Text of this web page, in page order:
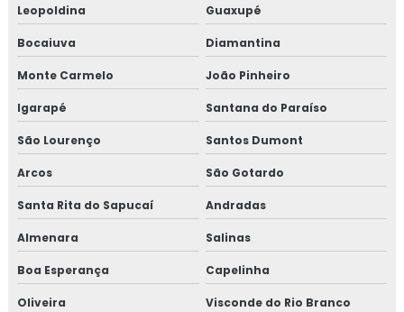
Leopoldina Guaxupé
Bocaiuva Diamantina
Monte Carmelo João Pinheiro
Igarapé Santana do Paraíso
São Lourenço Santos Dumont
Arcos São Gotardo
Santa Rita do Sapucaí Andradas
Almenara Salinas
Boa Esperança Capelinha
Oliveira Visconde do Rio Branco